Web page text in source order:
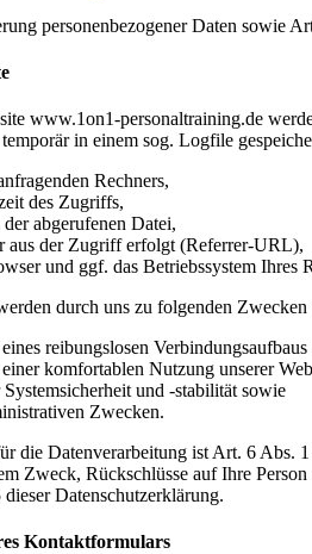
personenbezogener Daten sowie
www.1on1-personaltraining.de
in einem sog. Logfile
Rechners,
des Zugriffs,
abgerufenen Datei,
aus der Zugriff erfolgt (Referrer-URL),
und ggf. das Betriebssystem Ihres
durch uns zu folgenden Zwecken
reibungslosen Verbindungsaufbaus
komfortablen Nutzung unserer
und -stabilität sowie
Zwecken.
die Datenverarbeitung ist Art. 6 Abs.
Zweck, Rückschlüsse auf Ihre
Datenschutzerklärung.
Kontaktformulars